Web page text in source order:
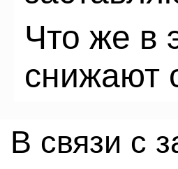
Что же в
снижают
В связи с